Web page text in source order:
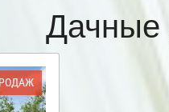
Дачные